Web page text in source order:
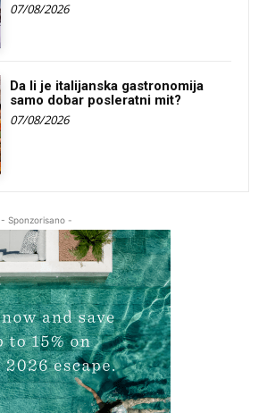
07/08/2026
Da li je italijanska gastronomija
samo dobar posleratni mit?
07/08/2026
- Sponzorisano -